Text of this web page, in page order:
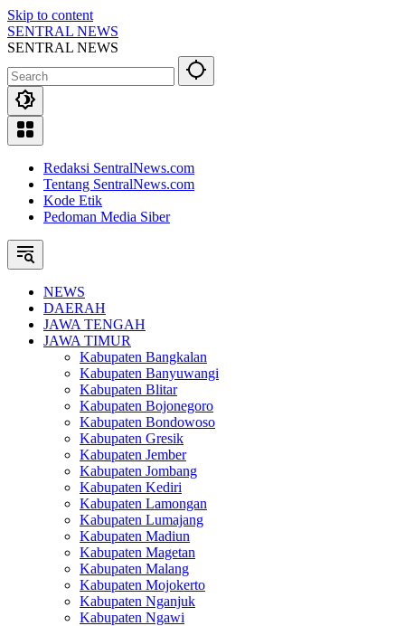
Skip to content
SENTRAL NEWS
SENTRAL NEWS
Redaksi SentralNews.com
Tentang SentralNews.com
Kode Etik
Pedoman Media Siber
NEWS
DAERAH
JAWA TENGAH
JAWA TIMUR
Kabupaten Bangkalan
Kabupaten Banyuwangi
Kabupaten Blitar
Kabupaten Bojonegoro
Kabupaten Bondowoso
Kabupaten Gresik
Kabupaten Jember
Kabupaten Jombang
Kabupaten Kediri
Kabupaten Lamongan
Kabupaten Lumajang
Kabupaten Madiun
Kabupaten Magetan
Kabupaten Malang
Kabupaten Mojokerto
Kabupaten Nganjuk
Kabupaten Ngawi